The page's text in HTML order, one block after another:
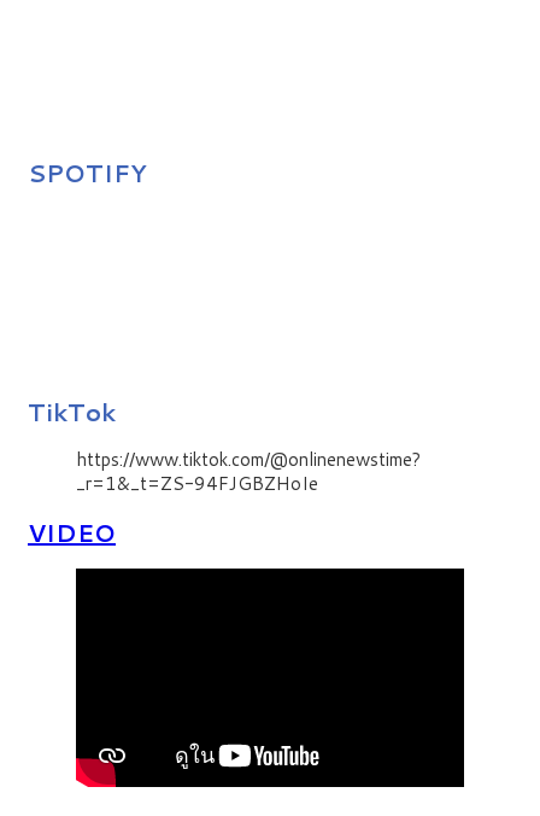
SPOTIFY
TikTok
https://www.tiktok.com/@onlinenewstime?
_r=1&_t=ZS-94FJGBZHoIe
VIDEO